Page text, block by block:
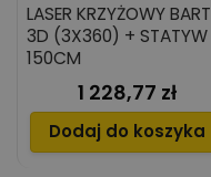
LASER KRZYŻOWY BART
3D (3X360) + STATYW
150CM
Cena
1 228,77 zł
Dodaj do koszyka